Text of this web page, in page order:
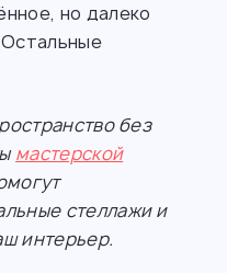
но далеко
без
мастерской
стеллажи и
интерьер.